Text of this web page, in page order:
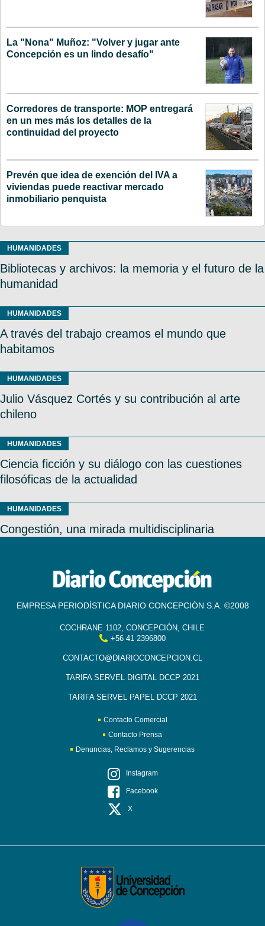
La "Nona" Muñoz: "Volver y jugar ante
Concepción es un lindo desafío"
Corredores de transporte: MOP entregará
en un mes más los detalles de la
continuidad del proyecto
Prevén que idea de exención del IVA a
viviendas puede reactivar mercado
inmobiliario penquista
HUMANIDADES
Bibliotecas y archivos: la memoria y el futuro de la
humanidad
HUMANIDADES
A través del trabajo creamos el mundo que
habitamos
HUMANIDADES
Julio Vásquez Cortés y su contribución al arte
chileno
HUMANIDADES
Ciencia ficción y su diálogo con las cuestiones
filosóficas de la actualidad
HUMANIDADES
Congestión, una mirada multidisciplinaria
EMPRESA PERIODÍSTICA DIARIO CONCEPCIÓN S.A. ©2008
COCHRANE 1102, CONCEPCIÓN, CHILE
+56 41 2396800
CONTACTO@DIARIOCONCEPCION.CL
TARIFA SERVEL DIGITAL DCCP 2021
TARIFA SERVEL PAPEL DCCP 2021
Contacto Comercial
Contacto Prensa
Denuncias, Reclamos y Sugerencias
Instagram
Facebook
X